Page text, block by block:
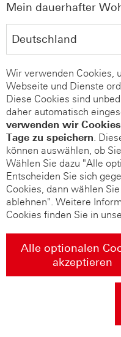
Mein dauerhafter
Wir verwenden Cookies,
Webseite und Dienste
Diese Cookies sind
daher automatisch
verwenden wir
Tage zu speichern.
können auswählen, ob
Wählen Sie dazu "Alle
Entscheiden Sie sich
Cookies, dann wählen
ablehnen". Weitere
Cookies finden Sie in
Alle optionalen
akzeptieren